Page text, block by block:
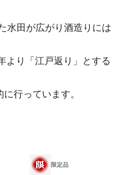
水田が広がり酒造りには
より「江戸返り」とする
行っています。
限定品